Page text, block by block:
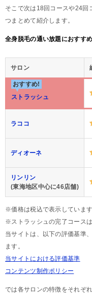
そこで次は18回コースや24回
つまとめて紹介します。
全身脱毛の通い放題におすす
サロン
おすすめ!
ストラッシュ
ラココ
ディオーネ
リンリン
(東海地区中心に46店舗)
※価格は税込で表示しています
※ストラッシュの完了コース
当サイトは、以下の評価基準
ます。
当サイトにおける評価基準
コンテンツ制作ポリシー
では各サロンの特徴をそれぞ